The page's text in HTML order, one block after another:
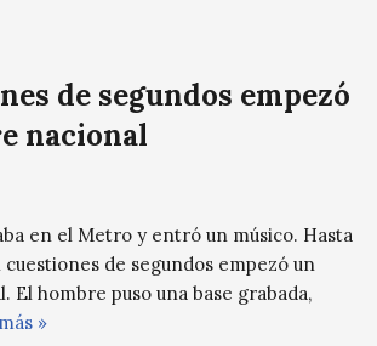
de segundos empezó
nacional
en el Metro y entró un músico. Hasta
de segundos empezó un
El hombre puso una base grabada,
»